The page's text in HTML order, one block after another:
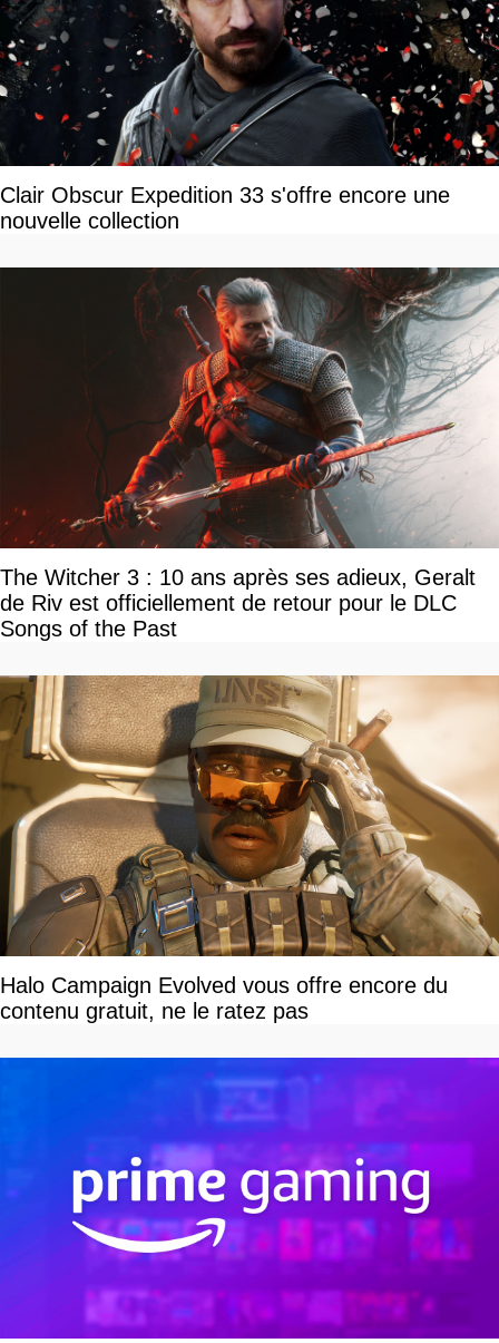
Clair Obscur Expedition 33 s'offre encore une
nouvelle collection
The Witcher 3 : 10 ans après ses adieux, Geralt
de Riv est officiellement de retour pour le DLC
Songs of the Past
Halo Campaign Evolved vous offre encore du
contenu gratuit, ne le ratez pas